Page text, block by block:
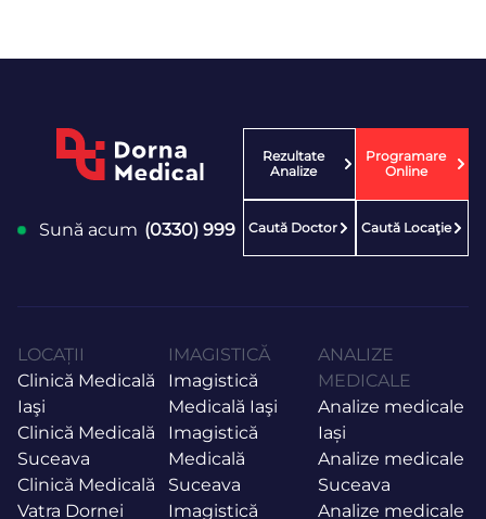
Sună acum (0330) 999
Rezultate
Analize
Programare
Online
Caută Doctor Caută Locaţie
LOCAȚII
Clinică Medicală
Iaşi
Clinică Medicală
Suceava
Clinică Medicală
Vatra Dornei
IMAGISTICĂ
Imagistică
Medicală Iaşi
Imagistică
Medicală
Suceava
Imagistică
ANALIZE
MEDICALE
Analize medicale
Iași
Analize medicale
Suceava
Analize medicale